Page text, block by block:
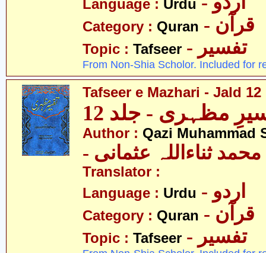
Language : Urdu
Category : Quran - قرآن
Topic : Tafseer - تفسیر
From Non-Shia Scholor. Included for
Tafseer e Mazhari - Jald 12
مظہری - جلد 12
Author : Qazi Muhammad
ثناءاللہ عثمانی
Translator :
Language : Urdu - اردو
Category : Quran - قرآن
Topic : Tafseer - تفسیر